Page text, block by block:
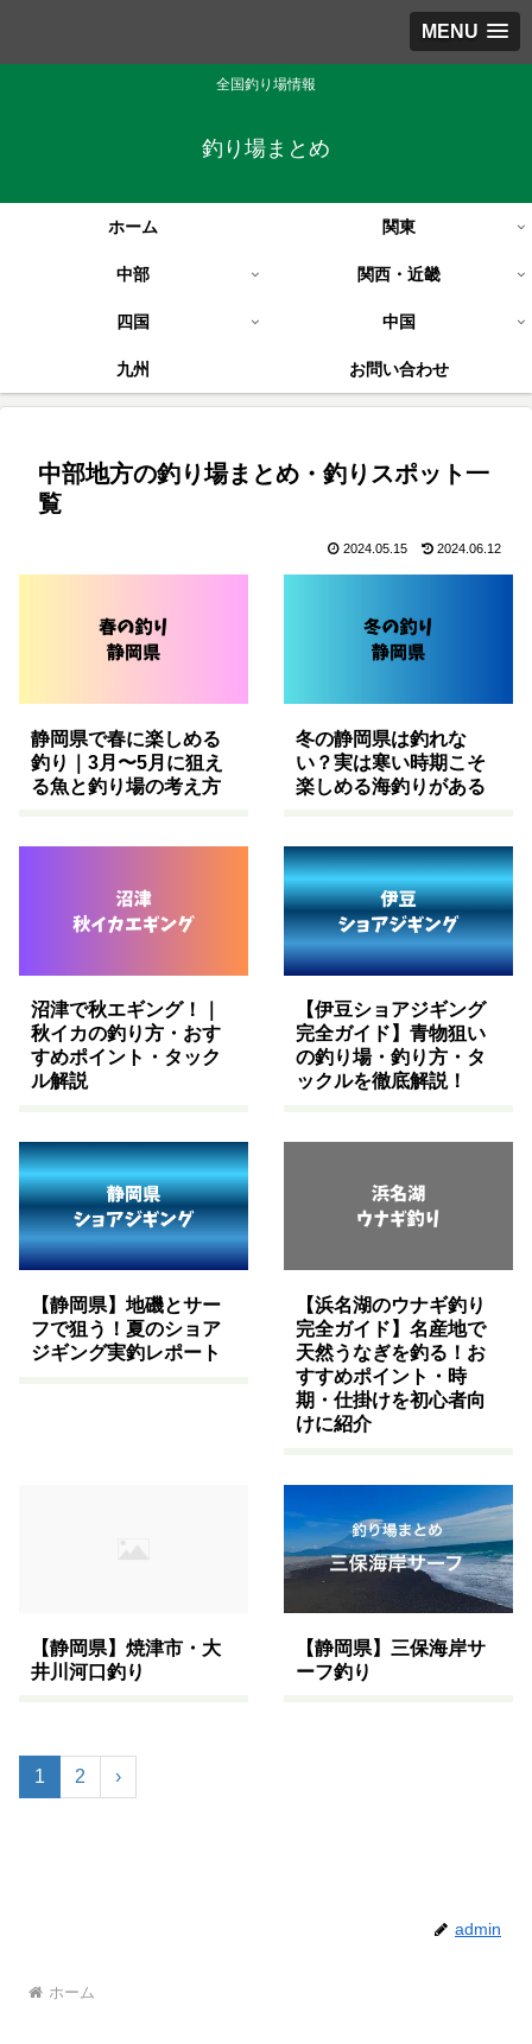
MENU
全国釣り場情報
釣り場まとめ
ホーム 関東
中部 関西・近畿
四国 中国
九州 お問い合わせ
中部地方の釣り場まとめ・釣りスポット一
覧
2024.05.15 2024.06.12
静岡県で春に楽しめる
釣り｜3月〜5月に狙え
る魚と釣り場の考え方
冬の静岡県は釣れな
い？実は寒い時期こそ
楽しめる海釣りがある
沼津で秋エギング！｜
秋イカの釣り方・おす
すめポイント・タック
ル解説
【伊豆ショアジギング
完全ガイド】青物狙い
の釣り場・釣り方・タ
ックルを徹底解説！
【静岡県】地磯とサー
フで狙う！夏のショア
ジギング実釣レポート
【浜名湖のウナギ釣り
完全ガイド】名産地で
天然うなぎを釣る！お
すすめポイント・時
期・仕掛けを初心者向
けに紹介
【静岡県】焼津市・大
井川河口釣り
【静岡県】三保海岸サ
ーフ釣り
1 2 ›
admin
ホーム